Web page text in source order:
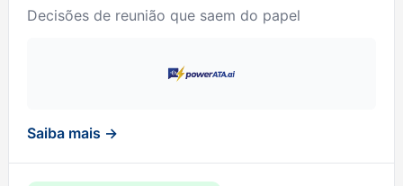
Decisões de reunião que saem do papel
Saiba mais →